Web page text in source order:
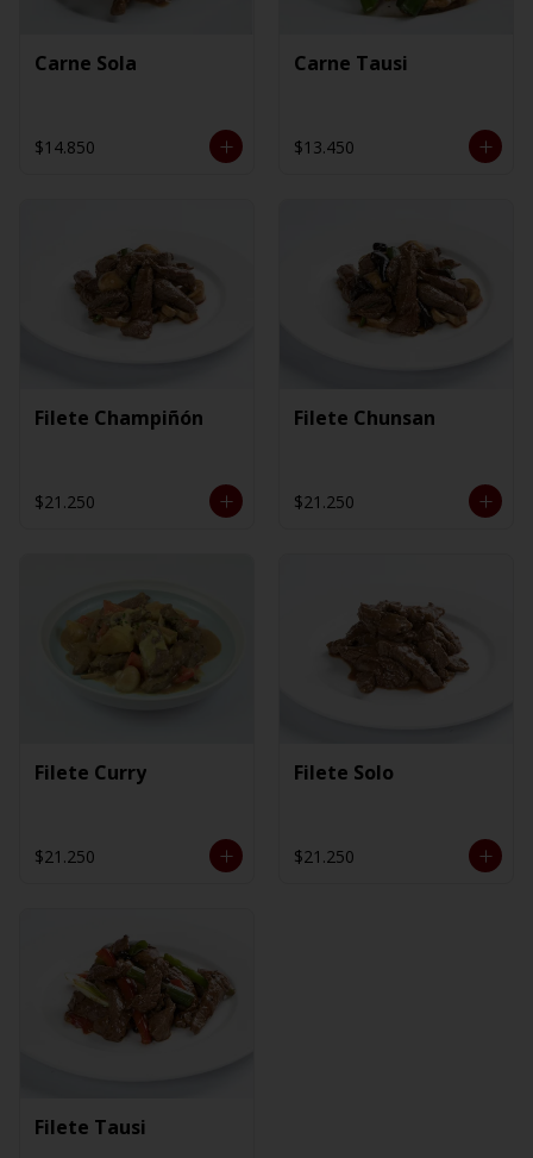
Carne Sola
$14.850
Carne Tausi
$13.450
Filete Champiñón
$21.250
Filete Chunsan
$21.250
Filete Curry
$21.250
Filete Solo
$21.250
Filete Tausi